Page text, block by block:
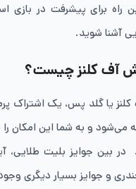
راه برای پیشرفت در بازی
آشنا شوید.
آف کلنز چیست؟
یا گلد پس، یک اشتراک
می‌شود و به شما این امکان
بین جوایز بلیت طلایی،
و جوایز بسیار دیگری